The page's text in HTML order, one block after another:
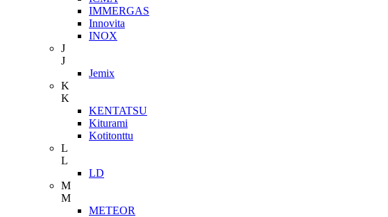
IMMERGAS
Innovita
INOX
J
J
Jemix
K
K
KENTATSU
Kiturami
Kotitonttu
L
L
LD
M
M
METEOR